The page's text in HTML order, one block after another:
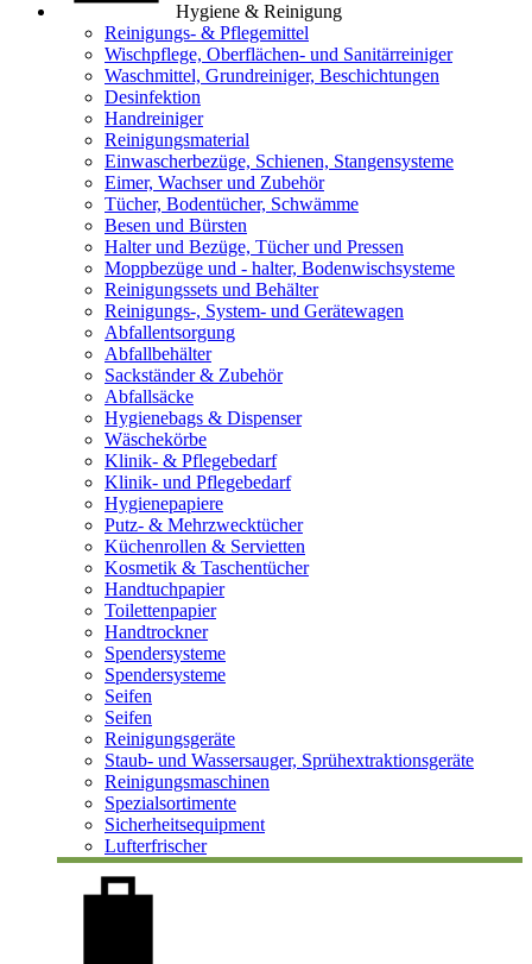
Hygiene & Reinigung
Reinigungs- & Pflegemittel
Wischpflege, Oberflächen- und Sanitärreiniger
Waschmittel, Grundreiniger, Beschichtungen
Desinfektion
Handreiniger
Reinigungsmaterial
Einwascherbezüge, Schienen, Stangensysteme
Eimer, Wachser und Zubehör
Tücher, Bodentücher, Schwämme
Besen und Bürsten
Halter und Bezüge, Tücher und Pressen
Moppbezüge und - halter, Bodenwischsysteme
Reinigungssets und Behälter
Reinigungs-, System- und Gerätewagen
Abfallentsorgung
Abfallbehälter
Sackständer & Zubehör
Abfallsäcke
Hygienebags & Dispenser
Wäschekörbe
Klinik- & Pflegebedarf
Klinik- und Pflegebedarf
Hygienepapiere
Putz- & Mehrzwecktücher
Küchenrollen & Servietten
Kosmetik & Taschentücher
Handtuchpapier
Toilettenpapier
Handtrockner
Spendersysteme
Spendersysteme
Seifen
Seifen
Reinigungsgeräte
Staub- und Wassersauger, Sprühextraktionsgeräte
Reinigungsmaschinen
Spezialsortimente
Sicherheitsequipment
Lufterfrischer